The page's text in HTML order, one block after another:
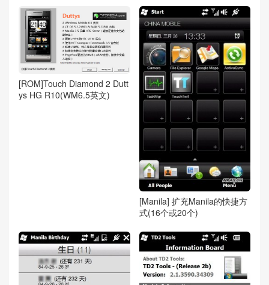
[ROM]Touch Diamond 2 Dutt
ys HG R10(WM6.5英文)
[Manila] 扩充Manila的快捷方
式(16个或20个)